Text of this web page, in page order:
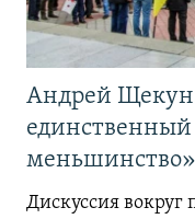
Андрей
единственный
меньшинство»
Дискуссия вокруг